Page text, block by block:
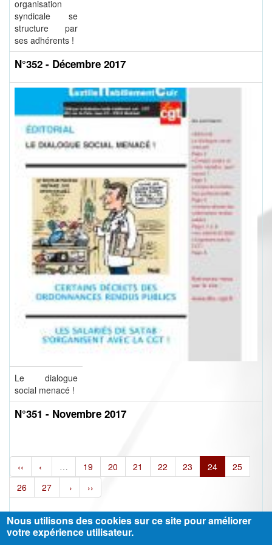
organisation
syndicale se
structure par
ses adhérents !
N°352 - Décembre 2017
Le dialogue
social menacé !
N°351 - Novembre 2017
‹‹ ‹ … 19 20 21 22 23 24
25
26
27 › ››
Nous utilisons des cookies sur ce site pour améliorer
votre expérience utilisateur.